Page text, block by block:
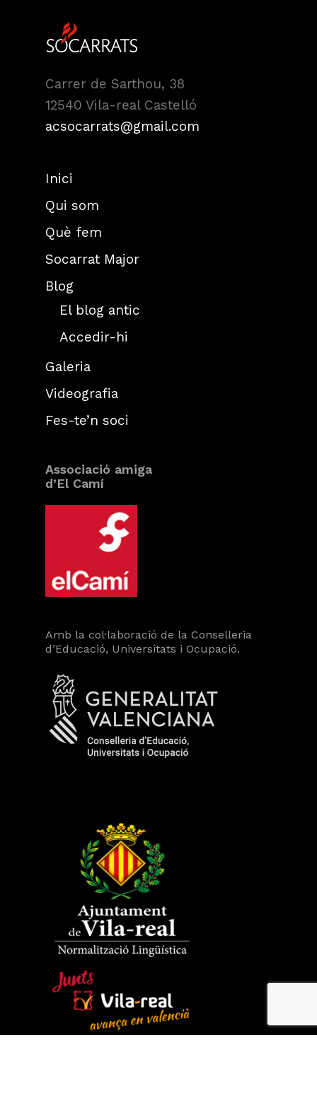
Carrer de Sarthou, 38
12540 Vila-real Castelló
acsocarrats@gmail.com
Inici
Qui som
Què fem
Socarrat Major
Blog
El blog antic
Accedir-hi
Galeria
Videografia
Fes-te’n soci
Associació amiga
d’El Camí
Amb la col·laboració de la Conselleria
d’Educació, Universitats i Ocupació.